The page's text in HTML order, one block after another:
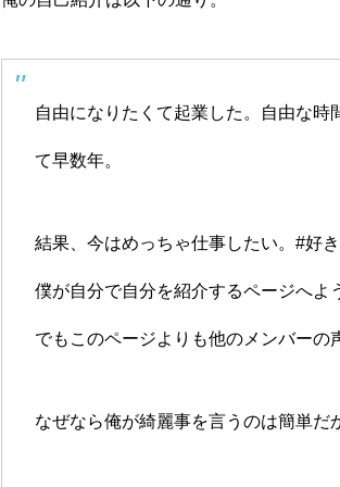
自由になりたくて起業した。自由な
て早数年。
結果、今はめっちゃ仕事したい。#好
僕が自分で自分を紹介するページへよ
でもこのページよりも他のメンバーの
なぜなら俺が綺麗事を言うのは簡単だ